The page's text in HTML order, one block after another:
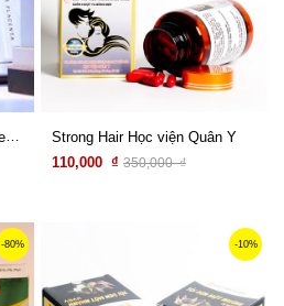
Strong Hair Học viện Quân Y
110,000 ₫ 350,000 ₫
-80% -10%